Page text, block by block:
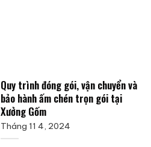
Quy trình đóng gói, vận chuyển và
bảo hành ấm chén trọn gói tại
Xưởng Gốm
Tháng 11 4, 2024